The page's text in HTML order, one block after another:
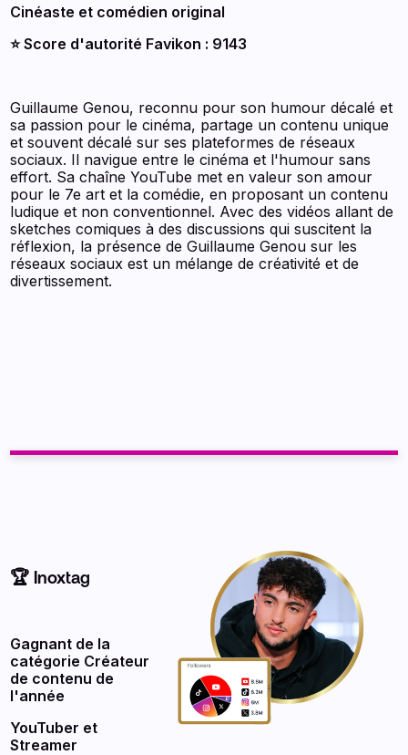
Cinéaste et comédien original
⭐️ Score d'autorité Favikon : 9143
Guillaume Genou, reconnu pour son humour décalé et
sa passion pour le cinéma, partage un contenu unique
et souvent décalé sur ses plateformes de réseaux
sociaux. Il navigue entre le cinéma et l'humour sans
effort. Sa chaîne YouTube met en valeur son amour
pour le 7e art et la comédie, en proposant un contenu
ludique et non conventionnel. Avec des vidéos allant de
sketches comiques à des discussions qui suscitent la
réflexion, la présence de Guillaume Genou sur les
réseaux sociaux est un mélange de créativité et de
divertissement.
🏆 Inoxtag
Gagnant de la
catégorie Créateur
de contenu de
l'année
YouTuber et
Streamer